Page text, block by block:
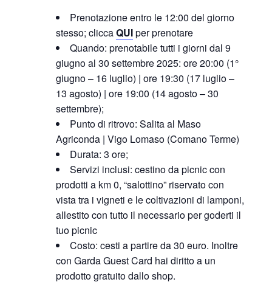
Prenotazione entro le 12:00 del giorno
stesso; cliccaQUIper prenotare
Quando: prenotabile tutti i giorni dal 9
giugno al 30 settembre 2025: ore 20:00 (1°
giugno – 16 luglio) | ore 19:30 (17 luglio –
13 agosto) | ore 19:00 (14 agosto – 30
settembre);
Punto di ritrovo: Salita al Maso
Agriconda | Vigo Lomaso (Comano Terme)
Durata: 3 ore;
Servizi inclusi: cestino da picnic con
prodotti a km 0, “salottino” riservato con
vista tra i vigneti e le coltivazioni di lamponi,
allestito con tutto il necessario per goderti il
tuo picnic
Costo: cesti a partire da 30 euro. Inoltre
con Garda Guest Card hai diritto a un
prodotto gratuito dallo shop.